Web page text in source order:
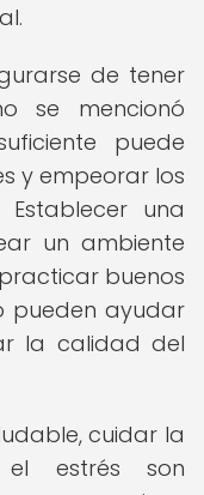
de tener
se mencionó
puede
y empeorar los
una
un ambiente
buenos
pueden ayudar
la calidad del
cuidar la
el estrés son